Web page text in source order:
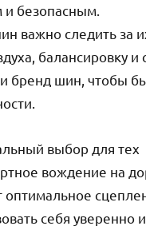
безопасным.
важно следить за
балансировку и
бренд шин, чтобы
выбор для тех
вождение на
себя уверенно